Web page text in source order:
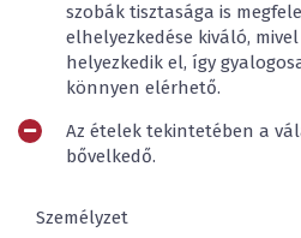
szobák tisztasága is
elhelyezkedése kiváló,
helyezkedik el, így
könnyen elérhető.
Az ételek tekintetében a
bővelkedő.
Személyzet